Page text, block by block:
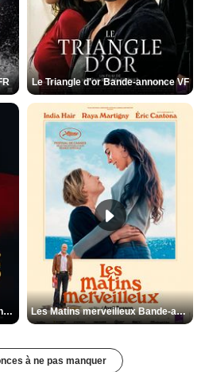
Le Triangle d'or Bande-annonce VF
Les Silences de Riyad Bande-annonce VO STFR Les Matins merveilleux Bande-annonce VF
à ne pas manquer